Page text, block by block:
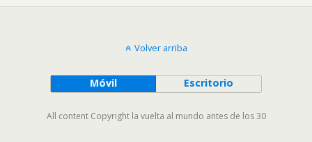
Volver arriba
Móvil Escritorio
All content Copyright la vuelta al mundo antes de los 30